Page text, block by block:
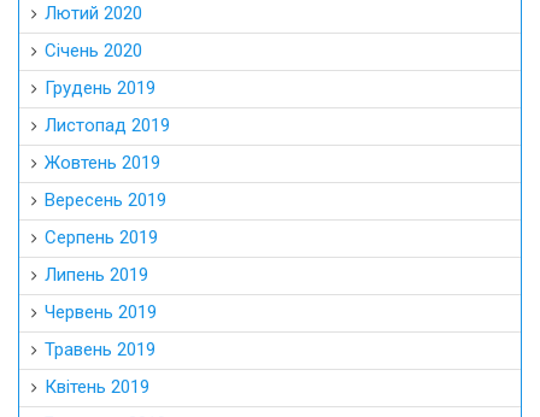
Лютий 2020
Січень 2020
Грудень 2019
Листопад 2019
Жовтень 2019
Вересень 2019
Серпень 2019
Липень 2019
Червень 2019
Травень 2019
Квітень 2019